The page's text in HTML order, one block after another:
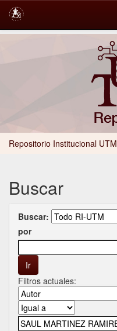
Repositorio Institucional UTM
Buscar
Buscar:
por
Filtros actuales: